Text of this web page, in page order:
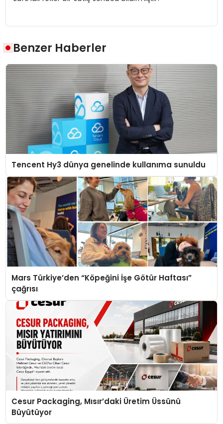
Benzer Haberler
Tencent Hy3 dünya genelinde kullanıma sunuldu
Mars Türkiye’den “Köpeğini İşe Götür Haftası”
çağrısı
Cesur Packaging, Mısır’daki Üretim Üssünü
Büyütüyor